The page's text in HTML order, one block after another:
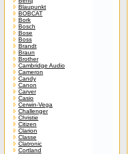
Blaupunkt
BOBCAT
Bork
Bosch
Bose
Boss
Brandt
Braun
Brother
Cambridge Audio
Cameron
Candy
Canon
Carver
Casio
Cerwin-Vega
Challenger
Christie
Citizen
Clarion
Classe
Clatronic
Cortland